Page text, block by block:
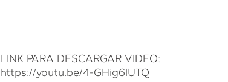
LINK PARA DESCARGAR VIDEO:
https://youtu.be/4-GHig6lUTQ